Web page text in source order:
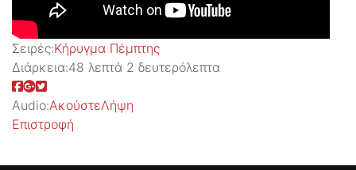
Σειρές:Kήρυγμα Πέμπτης
Διάρκεια:48 λεπτά 2 δευτερόλεπτα
Audio:ΑκούστεΛήψη
Επιστροφή